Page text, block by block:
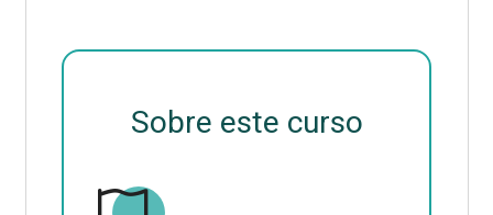
Sobre este curso